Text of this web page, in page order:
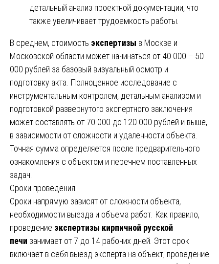
детальный анализ проектной документации, что
также увеличивает трудоемкость работы.
В среднем, стоимость экспертизы в Москве и
Московской области может начинаться от 40 000 – 50
000 рублей за базовый визуальный осмотр и
подготовку акта. Полноценное исследование с
инструментальным контролем, детальным анализом и
подготовкой развернутого экспертного заключения
может составлять от 70 000 до 120 000 рублей и выше,
в зависимости от сложности и удаленности объекта.
Точная сумма определяется после предварительного
ознакомления с объектом и перечнем поставленных
задач.
Сроки проведения
Сроки напрямую зависят от сложности объекта,
необходимости выезда и объема работ. Как правило,
проведение экспертизы кирпичной русской
печи занимает от 7 до 14 рабочих дней. Этот срок
включает в себя выезд эксперта на объект, проведение